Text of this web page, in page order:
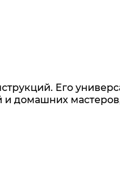
Его
домашних